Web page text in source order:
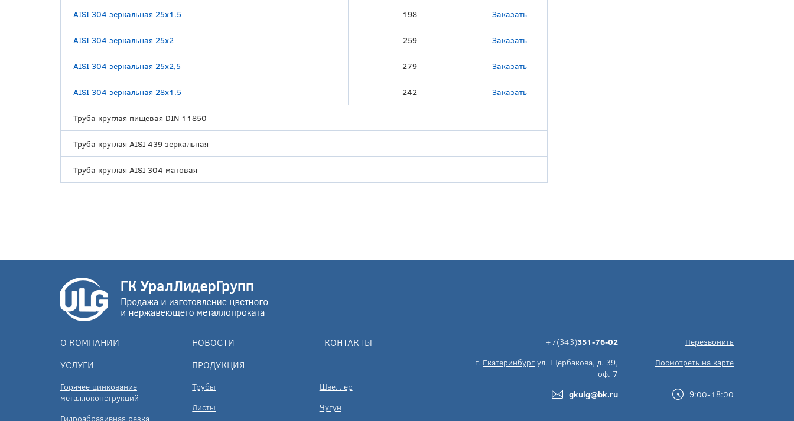
AISI 304 зеркальная 25х1.5 198 Заказать
AISI 304 зеркальная 25х2 259 Заказать
AISI 304 зеркальная 25х2,5 279 Заказать
AISI 304 зеркальная 28х1.5 242 Заказать
Труба круглая пищевая DIN 11850
Труба круглая AISI 439 зеркальная
Труба круглая AISI 304 матовая
О КОМПАНИИ НОВОСТИ
КОНТАКТЫ
УСЛУГИ
Горячее цинкование
металлоконструкций
Гидроабразивная резка
ПРОДУКЦИЯ
Трубы
Листы
Швеллер
Чугун
+7(343)351-76-02
Перезвонить
г. Екатеринбург ул. Щербакова, д. 39,
оф. 7
Посмотреть на карте
gkulg@bk.ru 9:00-18:00